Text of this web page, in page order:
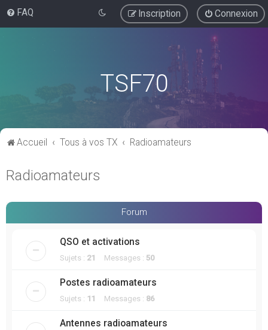
FAQ Connexion
Inscription
TSF70
Accueil Tous à vos TX Radioamateurs
Radioamateurs
Forum
QSO et activations
Sujets : 21 Messages : 50
Postes radioamateurs
Sujets : 11 Messages : 86
Antennes radioamateurs